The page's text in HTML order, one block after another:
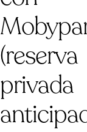
(reserva
privada